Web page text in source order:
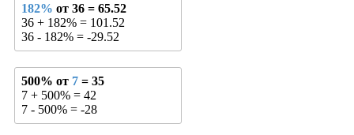
182% от 36 = 65.52
36 + 182% = 101.52
36 - 182% = -29.52
500% от 7 = 35
7 + 500% = 42
7 - 500% = -28